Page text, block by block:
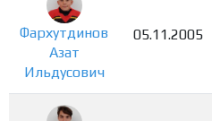
Фархутдинов
Азат
Ильдусович
05.11.2005